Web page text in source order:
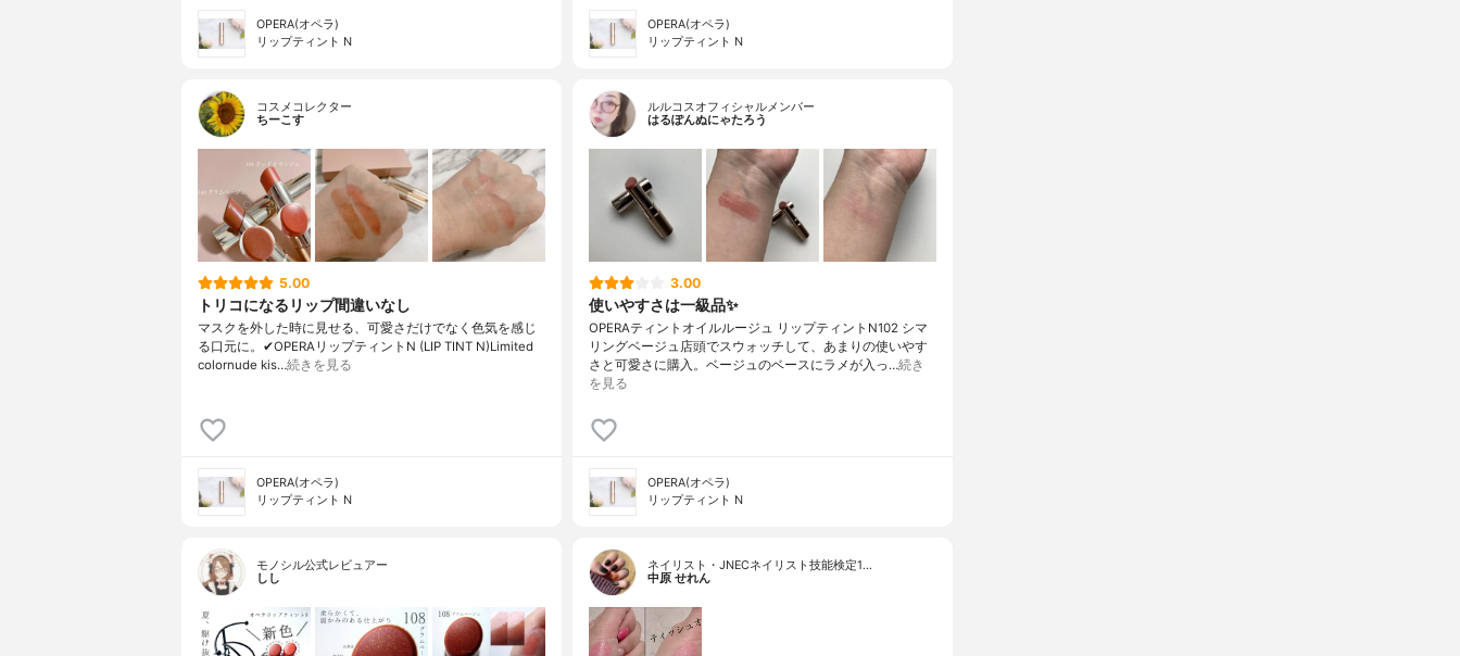
OPERA(オペラ)
リップティント N
OPERA(オペラ)
リップティント N
コスメコレクター
ちーこす
5.00
トリコになるリップ間違いなし
マスクを外した時に見せる、可愛さだけでなく色気を感じ
る口元に。✔︎OPERAリップティントN (LIP TINT N)Limited
colornude kis…続きを見る
OPERA(オペラ)
リップティント N
ルルコスオフィシャルメンバー
はるぽんぬにゃたろう
3.00
使いやすさは一級品✨
OPERAティントオイルルージュ リップティントN102 シマ
リングベージュ店頭でスウォッチして、あまりの使いやす
さと可愛さに購入。ベージュのベースにラメが入っ…続き
を見る
OPERA(オペラ)
リップティント N
モノシル公式レビュアー
しし
ネイリスト・JNECネイリスト技能検定1…
中原 せれん